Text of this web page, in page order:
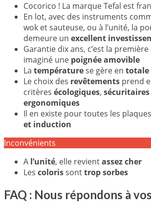
Cocorico ! La marque Tefal est
En lot, avec des instruments
wok et sauteuse, ou à l’unité, la
demeure un excellent
Garantie dix ans, c’est la
imaginé une poignée amovible
La températurese gère en totale
Le choix des revêtements prend
critères écologiques, sécuritaires
ergonomiques
Il en existe pour toutes les
et induction
Inconvénients
A l’unité, elle revientassez cher
Les colorissonttrop sorbes
FAQ : Nous répondons à